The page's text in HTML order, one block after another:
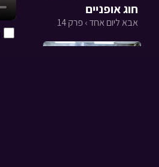
חוג אופניים
אבא ליום אחד › פרק 14